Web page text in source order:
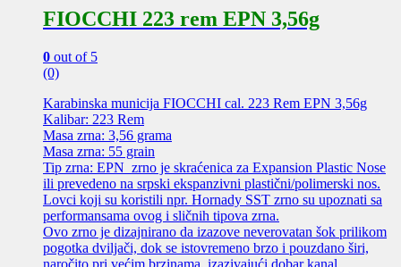
FIOCCHI 223 rem EPN 3,56g
0 out of 5
(0)
Karabinska municija FIOCCHI cal. 223 Rem EPN 3,56g
Kalibar: 223 Rem
Masa zrna: 3,56 grama
Masa zrna: 55 grain
Tip zrna: EPN zrno je skraćenica za Expansion Plastic Nose
ili prevedeno na srpski ekspanzivni plastični/polimerski nos.
Lovci koji su koristili npr. Hornady SST zrno su upoznati sa
performansama ovog i sličnih tipova zrna.
Ovo zrno je dizajnirano da izazove neverovatan šok prilikom
pogotka dviljači, dok se istovremeno brzo i pouzdano širi,
naročito pri većim brzinama, izazivajući dobar kanal